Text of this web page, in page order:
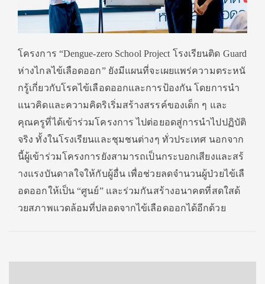
โครงการ “Dengue-zero School Project โรงเรียนติด Guard
ห่างไกลไข้เลือดออก” ยังมีแผนที่จะเผยแพร่ความตระหนั
กรู้เกี่ยวกับโรคไข้เลือดออกและการป้องกัน โดยการนำ
แนวคิดและความคิดริเริ่มสร้างสรรค์ของเด็ก ๆ และ
คุณครูที่ได้เข้าร่วมโครงการ ไปต่อยอดสู่การนำไปปฏิบัติ
จริง ทั้งในโรงเรียนและชุมชนต่างๆ ทั่วประเทศ นอกจาก
นี้ผู้เข้าร่วมโครงการยังสามารถเป็นกระบอกเสียงและสร้
างแรงบันดาลใจให้กับผู้อื่น เพื่อช่วยลดจำนวนผู้ป่วยไข้เลื
อดออกให้เป็น “ศูนย์” และร่วมกันสร้างอนาคตที่สดใสด้
วยสภาพแวดล้อมที่ปลอดจากไข้เลือดออกได้อีกด้วย